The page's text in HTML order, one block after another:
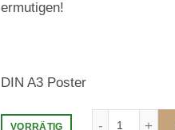
ermutigen!
DIN A3 Poster
VORRÄTIG